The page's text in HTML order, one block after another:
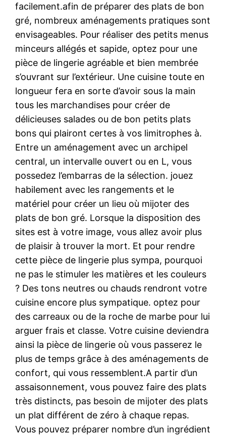
facilement.afin de préparer des plats de bon
gré, nombreux aménagements pratiques sont
envisageables. Pour réaliser des petits menus
minceurs allégés et sapide, optez pour une
pièce de lingerie agréable et bien membrée
s’ouvrant sur l’extérieur. Une cuisine toute en
longueur fera en sorte d’avoir sous la main
tous les marchandises pour créer de
délicieuses salades ou de bon petits plats
bons qui plairont certes à vos limitrophes à.
Entre un aménagement avec un archipel
central, un intervalle ouvert ou en L, vous
possedez l’embarras de la sélection. jouez
habilement avec les rangements et le
matériel pour créer un lieu où mijoter des
plats de bon gré. Lorsque la disposition des
sites est à votre image, vous allez avoir plus
de plaisir à trouver la mort. Et pour rendre
cette pièce de lingerie plus sympa, pourquoi
ne pas le stimuler les matières et les couleurs
? Des tons neutres ou chauds rendront votre
cuisine encore plus sympatique. optez pour
des carreaux ou de la roche de marbe pour lui
arguer frais et classe. Votre cuisine deviendra
ainsi la pièce de lingerie où vous passerez le
plus de temps grâce à des aménagements de
confort, qui vous ressemblent.A partir d’un
assaisonnement, vous pouvez faire des plats
très distincts, pas besoin de mijoter des plats
un plat différent de zéro à chaque repas.
Vous pouvez préparer nombre d’un ingrédient